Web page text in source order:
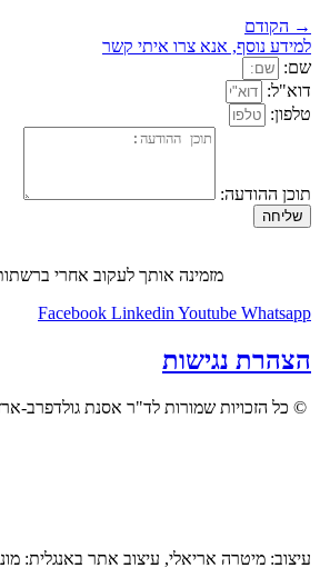
→ הקודם
למידע נוסף, אנא צרו איתי קשר
שם:
דוא"ל:
טלפון:
תוכן ההודעה:
שליחה
מזמינה אותך לעקוב אחרי
Facebook LinkedinYoutube Whatsapp
הצהרת נגישות
© כל הזכויות שמורות לד"ר אסנת גולדפרב-
עיצוב: מיטרה אריאלי, עיצוב אתר באנגלית: